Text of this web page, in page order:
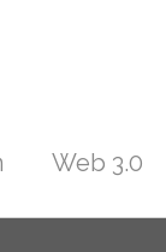
Web 3.0